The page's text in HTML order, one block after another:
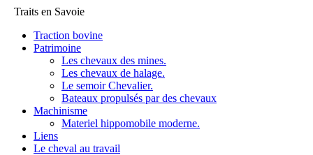
Traits en Savoie
Traction bovine
Patrimoine
Les chevaux des mines.
Les chevaux de halage.
Le semoir Chevalier.
Bateaux propulsés par des chevaux
Machinisme
Materiel hippomobile moderne.
Liens
Le cheval au travail